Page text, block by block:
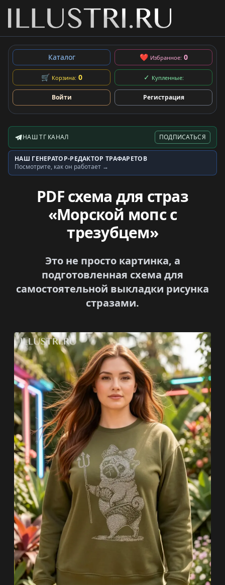
Каталог ❤ Избранное: 0
🛒 Корзина: 0 ✓ Купленные:
Войти Регистрация
Telegram-канал
НАШ ТГ КАНАЛ ПОДПИСАТЬСЯ
Генератор трафаретов
НАШ ГЕНЕРАТОР-РЕДАКТОР ТРАФАРЕТОВ
Посмотрите, как он работает →
PDF схема для страз
«Морской мопс с
трезубцем»
Это не просто картинка, а
подготовленная схема для
самостоятельной выкладки рисунка
стразами.